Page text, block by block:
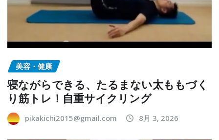
美容・健康
寝ながらできる、たるまない太ももづく
り筋トレ！自重サイクリング
pikakichi2015@gmail.com 8月 3, 2026